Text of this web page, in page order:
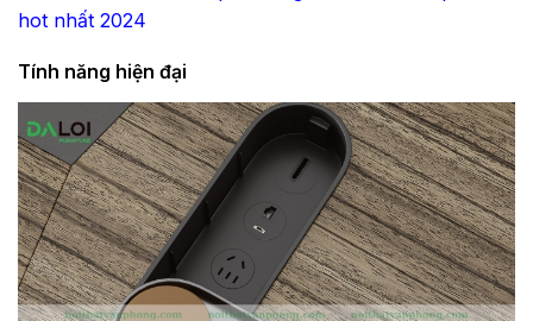
hot nhất 2024
Tính năng hiện đại